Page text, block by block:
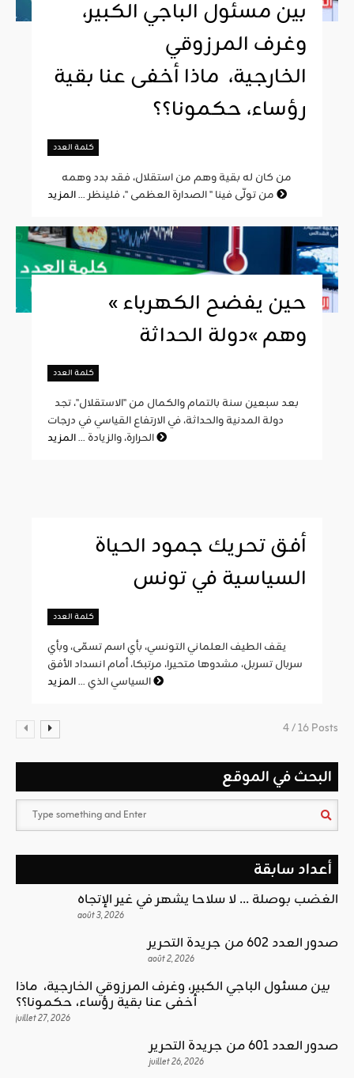
بين مسئول الباجي الكبير،
وغرف المرزوقي
الخارجية، ماذا أخفى عنا بقية
رؤساء، حكمونا؟؟
كلمة العدد
من تولّى فينا " الصدارة العظمى "، فلينظر ...
« حين يفضح الكهرباء
وهم »دولة الحداثة
كلمة العدد
دولة المدنية والحداثة، في الارتفاع القياسي في درجات
الحرارة، والزيادة ...
أفق تحريك جمود الحياة
السياسية في تونس
كلمة العدد
يقف الطيف العلماني التونسي، بأي اسم تسمّى، وبأي
سربال تسربل، مشدوها متحيرا، مرتبكا، أمام انسداد الأفق
السياسي الذي ...
4 / 16 Posts
البحث في الموقع
أعداد سابقة
الغضب بوصلة … لا سلاحا يشهر في غير الإتجاه
août 3, 2026
صدور العدد 602 من جريدة التحرير
août 2, 2026
بين مسئول الباجي الكبير، وغرف المرزوقي الخارجية، ماذا
أخفى عنا بقية رؤساء، حكمونا؟؟
juillet 27, 2026
صدور العدد 601 من جريدة التحرير
juillet 26, 2026